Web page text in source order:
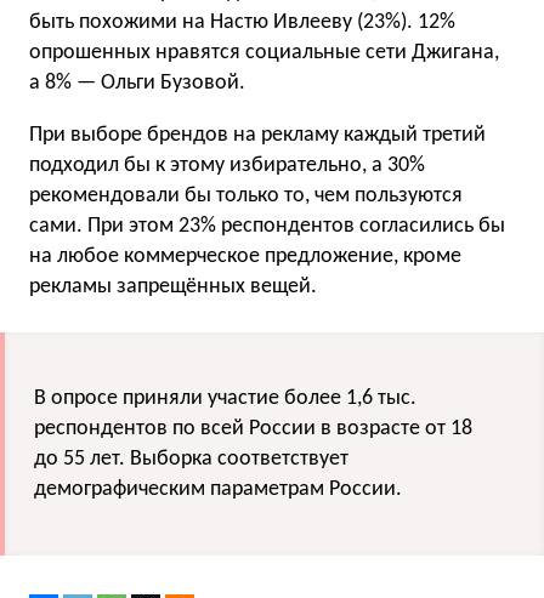
быть похожими на Настю Ивлееву (23%). 12%
опрошенных нравятся социальные сети Джигана,
а 8% — Ольги Бузовой.
При выборе брендов на рекламу каждый третий
подходил бы к этому избирательно, а 30%
рекомендовали бы только то, чем пользуются
сами. При этом 23% респондентов согласились бы
на любое коммерческое предложение, кроме
рекламы запрещённых вещей.
В опросе приняли участие более 1,6 тыс.
респондентов по всей России в возрасте от 18
до 55 лет. Выборка соответствует
демографическим параметрам России.